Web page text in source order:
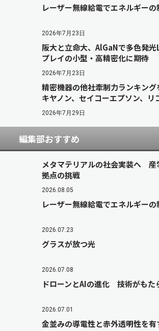
レーザー無線給電でエネルギーの
2026年7月23日
阪大と立命大、AlGaNで多色発
プレイの小型・高精密化に期待
2026年7月23日
精密機器の他社牽制力ランキン
キヤノン、セイコーエプソン、リ
2026年7月29日
編集部おすすめ
メタマテリアルの社会実装へ 産
拠点の挑戦
2026.08.05
レーザー無線給電でエネルギーの
2026.07.23
グラスが放つ光
2026.07.08
ドローンとAIの進化 技術がもた
2026.07.01
金並みの導電性と赤外透明性を